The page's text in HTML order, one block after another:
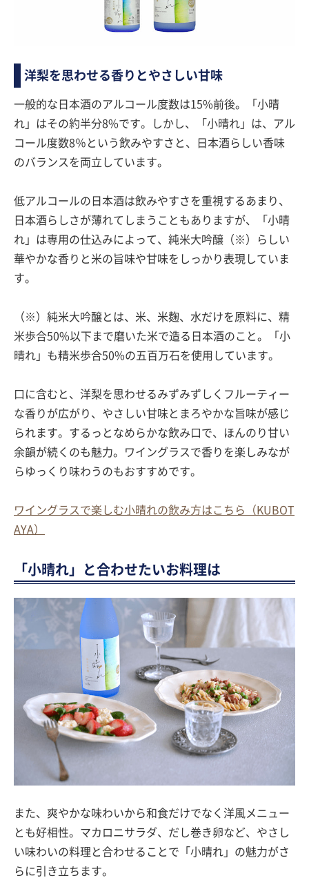
洋梨を思わせる香りとやさしい甘味
一般的な日本酒のアルコール度数は15%前後。「小晴
れ」はその約半分8%です。しかし、「小晴れ」は、アル
コール度数8％という飲みやすさと、日本酒らしい香味
のバランスを両立しています。
低アルコールの日本酒は飲みやすさを重視するあまり、
日本酒らしさが薄れてしまうこともありますが、「小晴
れ」は専用の仕込みによって、純米大吟醸（※）らしい
華やかな香りと米の旨味や甘味をしっかり表現していま
す。
（※）純米大吟醸とは、米、米麹、水だけを原料に、精
米歩合50%以下まで磨いた米で造る日本酒のこと。「小
晴れ」も精米歩合50%の五百万石を使用しています。
口に含むと、洋梨を思わせるみずみずしくフルーティー
な香りが広がり、やさしい甘味とまろやかな旨味が感じ
られます。するっとなめらかな飲み口で、ほんのり甘い
余韻が続くのも魅力。ワイングラスで香りを楽しみなが
らゆっくり味わうのもおすすめです。
ワイングラスで楽しむ小晴れの飲み方はこちら（KUBOT
AYA）
「小晴れ」と合わせたいお料理は
また、爽やかな味わいから和食だけでなく洋風メニュー
とも好相性。マカロニサラダ、だし巻き卵など、やさし
い味わいの料理と合わせることで「小晴れ」の魅力がさ
らに引き立ちます。